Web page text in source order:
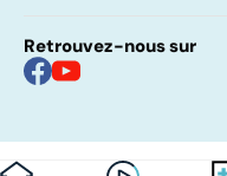
Retrouvez-nous sur